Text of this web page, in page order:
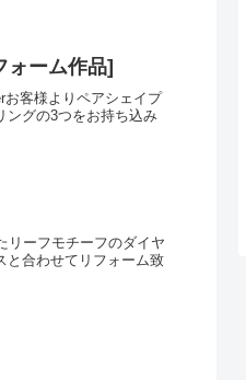
ォーム作品]
お客様よりペアシェイプ
ングの3つをお持ち込み
リーフモチーフのダイヤ
と合わせてリフォーム致